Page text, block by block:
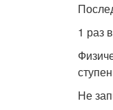
1 раз
Не